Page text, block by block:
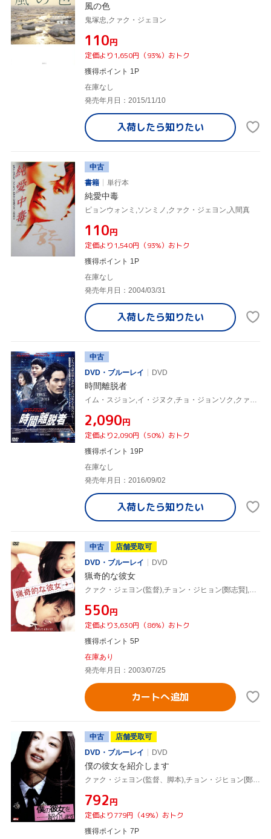
風の色
鬼塚忠,クァク・ジェヨン
¥110円
定価より1,650円（93%）おトク
獲得ポイント 1P
在庫なし
発売年月日：2015/11/10
入荷したら知りたい
中古
書籍
単行本
純愛中毒
ピョンウォンミ,ソンミノ,クァク・ジェヨン,入間真
¥110円
定価より1,540円（93%）おトク
獲得ポイント 1P
在庫なし
発売年月日：2004/03/31
入荷したら知りたい
中古
DVD・ブルーレイ
DVD
時間離脱者
¥2,090円
定価より2,090円（50%）おトク
獲得ポイント 19P
在庫なし
発売年月日：2016/09/02
入荷したら知りたい
中古
店舗受取可
DVD・ブルーレイ
DVD
猟奇的な彼女
¥550円
定価より3,630円（86%）おトク
獲得ポイント 5P
在庫あり
発売年月日：2003/07/25
カートへ追加
中古
店舗受取可
DVD・ブルーレイ
DVD
僕の彼女を紹介します
クァク・ジェヨン(監督、脚本),チョン・ジヒョン[鄭志賢],チャン・ヒョク
¥792円
定価より779円（49%）おトク
獲得ポイント 7P